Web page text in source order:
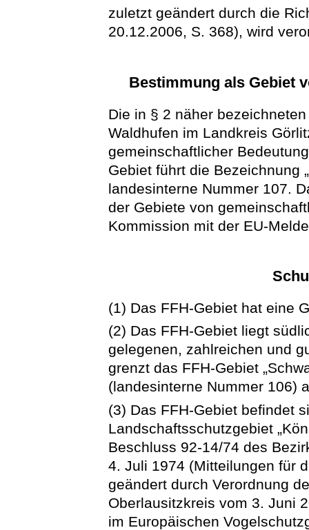
zuletzt geändert durch die
20.12.2006, S. 368), wird
Bestimmung als Gebiet
Die in § 2 näher
Waldhufen im Landkreis
gemeinschaftlicher
Gebiet führt die Bezeichnung
landesinterne Nummer 107.
der Gebiete von
Kommission mit der EU-
(1) Das FFH-Gebiet hat eine
(2) Das FFH-Gebiet liegt
gelegenen, zahlreichen und
grenzt das FFH-Gebiet
(landesinterne Nummer 106)
(3) Das FFH-Gebiet befindet
Landschaftsschutzgebiet
Beschluss 92-14/74 des
4. Juli 1974 (Mitteilungen für
geändert durch Verordnung
Oberlausitzkreis vom 3. Juni
im Europäischen